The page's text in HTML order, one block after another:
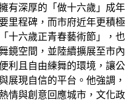
有深厚的「做十六歲」成年
里程碑，而市府近年更積極
十六歲正青春藝術節」，也
鏡空間，並陸續擴展至市內
利且自由練舞的環境，讓公
展現自信的平台。他強調，
情與創意回應城市，文化政